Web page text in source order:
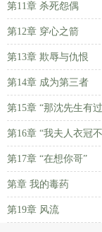
第11章 杀死怨偶
第12章 穿心之箭
第13章 欺辱与仇恨
第14章 成为第三者
第15章 “那沈先生有
第16章 “我夫人衣冠
第17章 “在想你哥”
第章 我的毒药
第19章 风流